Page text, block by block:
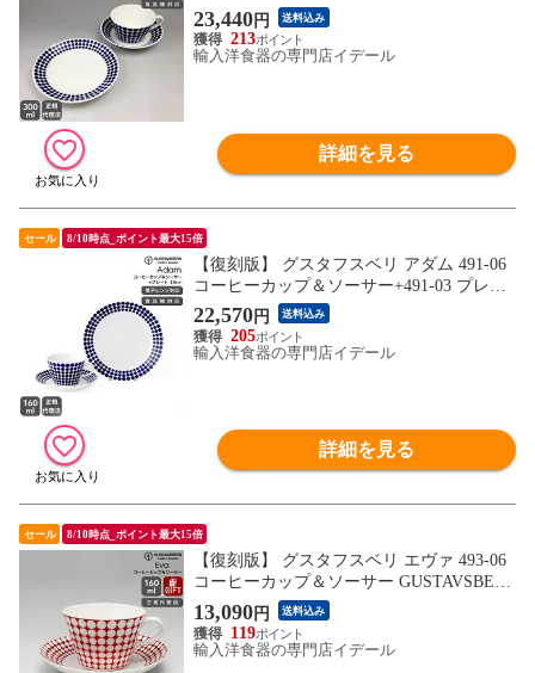
ト 18cm GUSTAVSBERG Adam お皿 【食器
カトラリー】
23,440円 送料込み
213
輸入洋食器の専門店イデール
詳細を見る
セール 8/10時点_ポイント最大15倍
【復刻版】 グスタフスベリ アダム 491-06
コーヒーカップ＆ソーサー+491-03 プレー
ト 18cm GUSTAVSBERG Adam 【食器 カト
ラリー】
22,570円 送料込み
205
輸入洋食器の専門店イデール
詳細を見る
セール 8/10時点_ポイント最大15倍
【復刻版】 グスタフスベリ エヴァ 493-06
コーヒーカップ＆ソーサー GUSTAVSBER
G Eva ギフト 結婚祝い プレゼント 贈り物
【食器 カトラリー】【ギフト】
13,090円 送料込み
119
輸入洋食器の専門店イデール